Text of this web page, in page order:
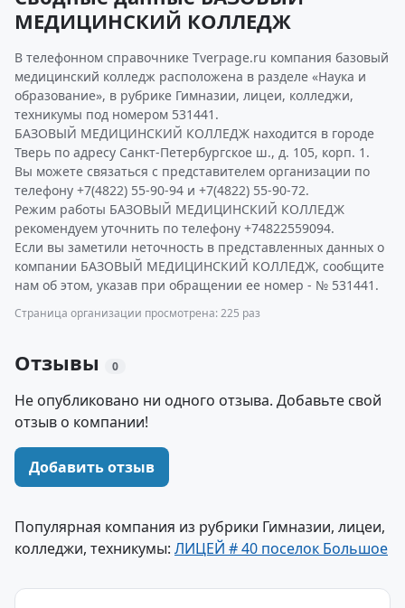
МЕДИЦИНСКИЙ КОЛЛЕДЖ
В телефонном справочнике Tverpage.ru компания базовый
медицинский колледж расположена в разделе «Наука и
образование», в рубрике Гимназии, лицеи, колледжи,
техникумы под номером 531441.
БАЗОВЫЙ МЕДИЦИНСКИЙ КОЛЛЕДЖ находится в городе
Тверь по адресу Санкт-Петербургское ш., д. 105, корп. 1.
Вы можете связаться с представителем организации по
телефону +7(4822) 55-90-94 и +7(4822) 55-90-72.
Режим работы БАЗОВЫЙ МЕДИЦИНСКИЙ КОЛЛЕДЖ
рекомендуем уточнить по телефону +74822559094.
Если вы заметили неточность в представленных данных о
компании БАЗОВЫЙ МЕДИЦИНСКИЙ КОЛЛЕДЖ, сообщите
нам об этом, указав при обращении ее номер - № 531441.
Страница организации просмотрена: 225 раз
Отзывы 0
Не опубликовано ни одного отзыва. Добавьте свой
отзыв о компании!
Добавить отзыв
Популярная компания из рубрики Гимназии, лицеи,
колледжи, техникумы: ЛИЦЕЙ # 40 поселок Большое